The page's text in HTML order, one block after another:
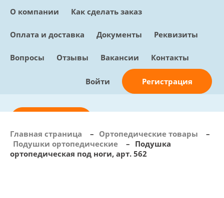
О компании Как сделать заказ
Оплата и доставка Документы Реквизиты
Вопросы Отзывы Вакансии Контакты
Войти Регистрация
info@sunmed.ru
Главная страница – Ортопедические товары
–
Подушки ортопедические
– Подушка
ортопедическая под ноги, арт. 562